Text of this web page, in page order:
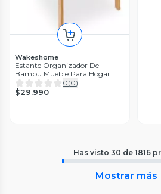
Wakeshome
Estante Organizador De
Bambu Mueble Para Hogar
Cocina Baño 0(0)
$29.990
Has visto 30 de 1816
Mostrar más